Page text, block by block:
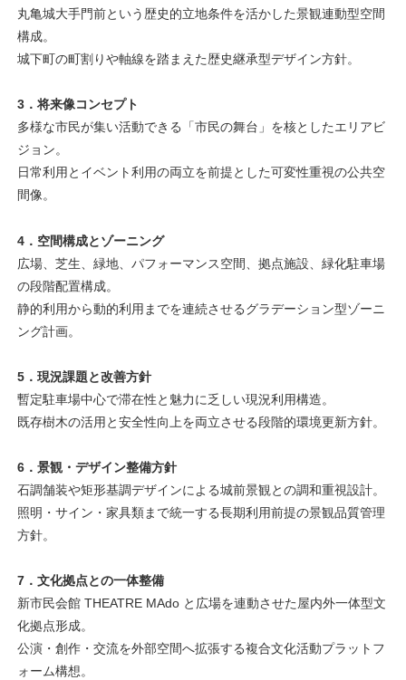
丸亀城大手門前という歴史的立地条件を活かした景観連動型空間
構成。
城下町の町割りや軸線を踏まえた歴史継承型デザイン方針。
3．将来像コンセプト
多様な市民が集い活動できる「市民の舞台」を核としたエリアビ
ジョン。
日常利用とイベント利用の両立を前提とした可変性重視の公共空
間像。
4．空間構成とゾーニング
広場、芝生、緑地、パフォーマンス空間、拠点施設、緑化駐車場
の段階配置構成。
静的利用から動的利用までを連続させるグラデーション型ゾーニ
ング計画。
5．現況課題と改善方針
暫定駐車場中心で滞在性と魅力に乏しい現況利用構造。
既存樹木の活用と安全性向上を両立させる段階的環境更新方針。
6．景観・デザイン整備方針
石調舗装や矩形基調デザインによる城前景観との調和重視設計。
照明・サイン・家具類まで統一する長期利用前提の景観品質管理
方針。
7．文化拠点との一体整備
新市民会館 THEATRE MAdo と広場を連動させた屋内外一体型文
化拠点形成。
公演・創作・交流を外部空間へ拡張する複合文化活動プラットフ
ォーム構想。